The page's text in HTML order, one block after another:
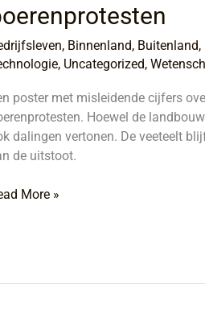
, Binnenland, Buitenland,
, Uncategorized,
poster met misleidende cijfers
Hoewel de
dalingen vertonen. De veeteelt
de uitstoot.
More »